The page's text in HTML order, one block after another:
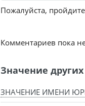
Пожалуйста,
Комментариев пока
Значение
ЗНАЧЕНИЕ ИМЕНИ